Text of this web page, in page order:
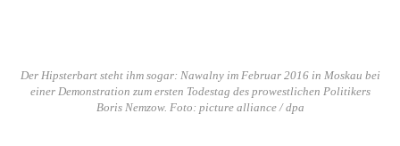
Der Hipsterbart steht ihm sogar: Nawalny im Februar 2016 in Moskau bei
einer Demonstration zum ersten Todestag des prowestlichen Politikers
Boris Nemzow. Foto: picture alliance / dpa